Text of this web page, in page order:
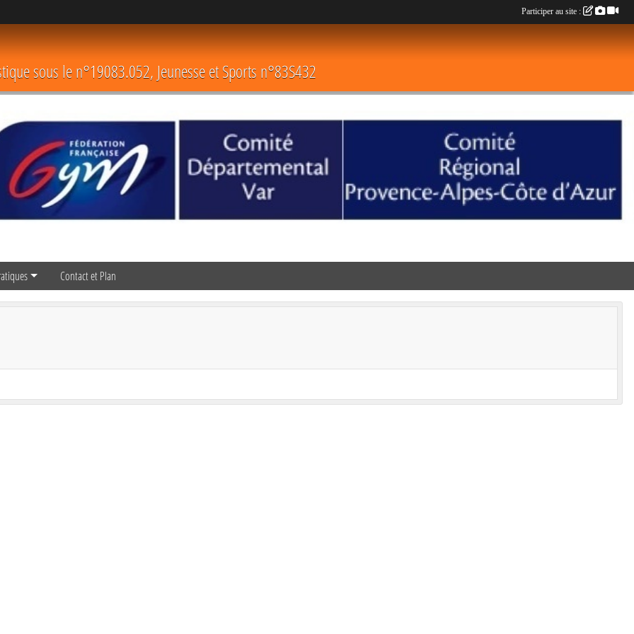
sous le n°19083.052, Jeunesse et Sports n°83S432
Contact et Plan
Participer au site :